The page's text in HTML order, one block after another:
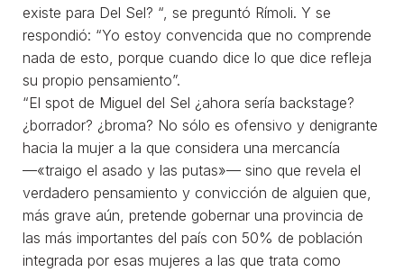
existe para Del Sel? “, se preguntó Rímoli. Y se
respondió: “Yo estoy convencida que no comprende
nada de esto, porque cuando dice lo que dice refleja
su propio pensamiento”.
“El spot de Miguel del Sel ¿ahora sería backstage?
¿borrador? ¿broma? No sólo es ofensivo y denigrante
hacia la mujer a la que considera una mercancía
—«traigo el asado y las putas»— sino que revela el
verdadero pensamiento y convicción de alguien que,
más grave aún, pretende gobernar una provincia de
las más importantes del país con 50% de población
integrada por esas mujeres a las que trata como